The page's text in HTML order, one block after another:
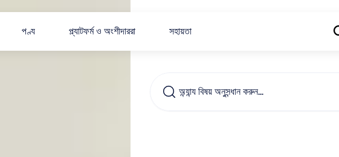
পণ্য প্ল্যাটফর্ম ও অংশীদাররা সহায়তা
অন্যান্য বিষয় অনুসন্ধান করুন…